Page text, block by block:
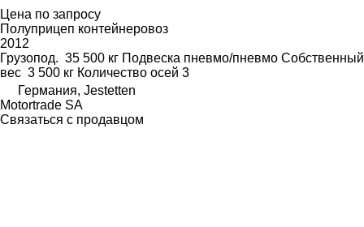
Цена по запросу
Полуприцеп контейнеровоз
2012
Грузопод. 35 500 кг Подвеска пневмо/пневмо Собственный
вес 3 500 кг Количество осей 3
Германия, Jestetten
Motortrade SA
Связаться с продавцом